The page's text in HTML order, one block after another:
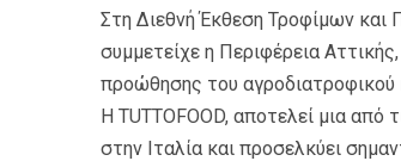
Στη Διεθνή Έκθεση Τροφίμων και
συμμετείχε η Περιφέρεια
προώθησης του αγροδιατροφικού
Η TUTTOFOOD, αποτελεί μια
στην Ιταλία και προσελκύει